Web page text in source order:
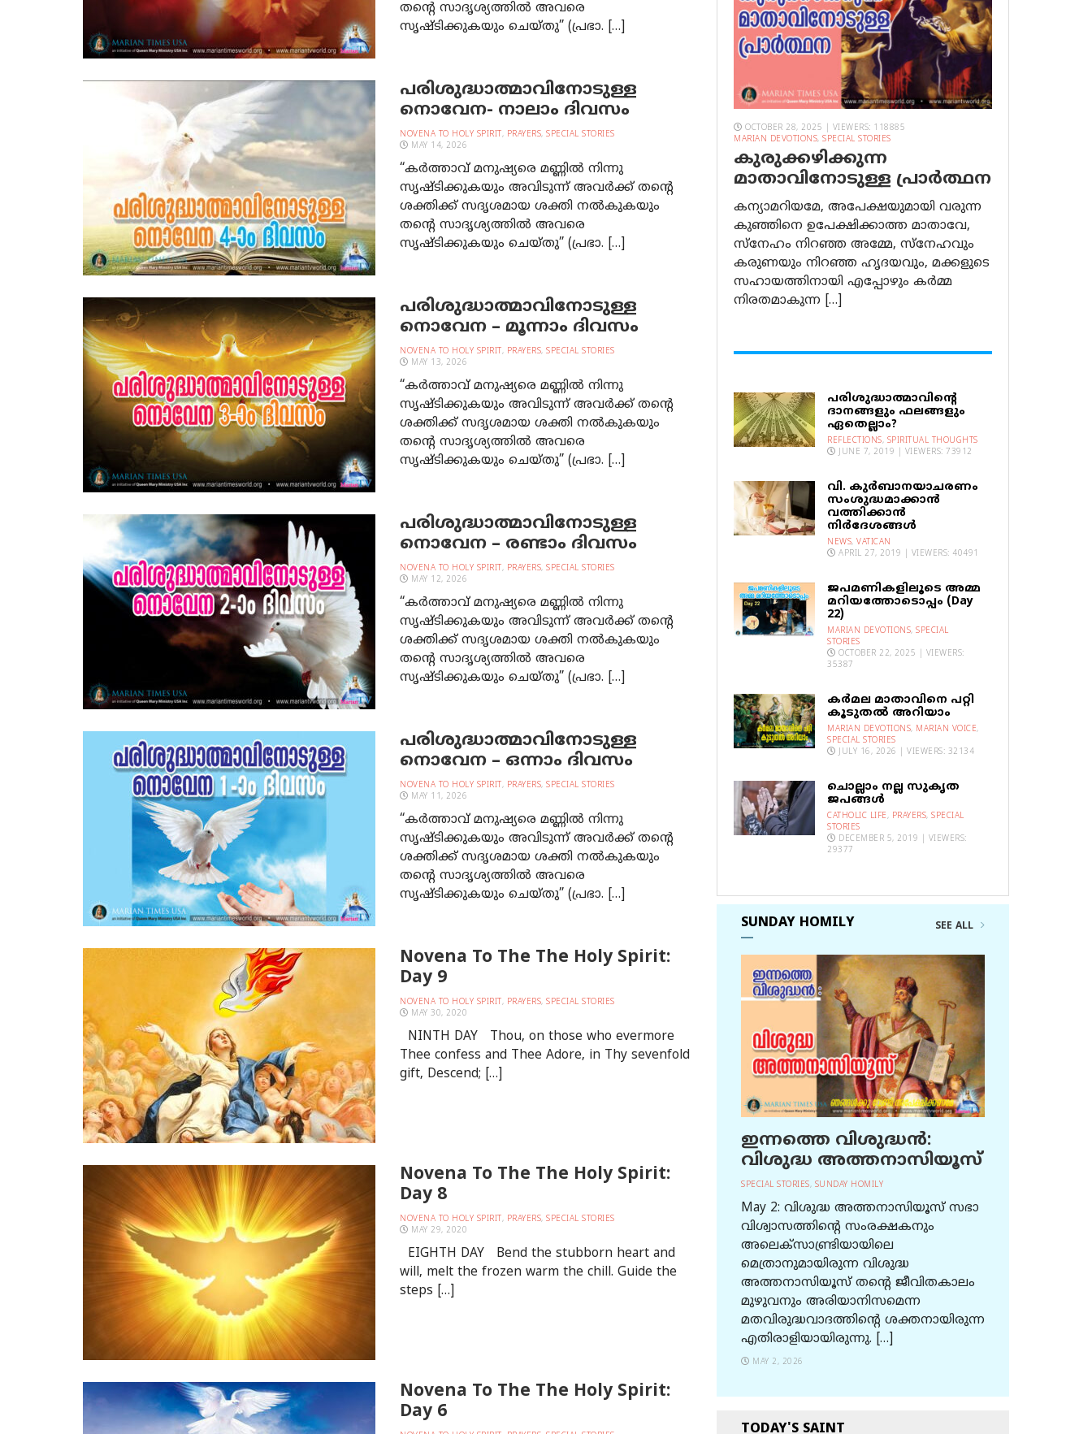
തന്‍റെ സാദൃശ്യത്തില്‍ അവരെ
സൃഷ്ടിക്കുകയും ചെയ്തു” (പ്രഭാ. […]
പരിശുദ്ധാത്മാവിനോടുള്ള
നൊവേന- നാലാം ദിവസം
NOVENA TO HOLY SPIRIT, PRAYERS, SPECIAL STORIES
MAY 14, 2026
“കര്‍ത്താവ് മനുഷ്യരെ മണ്ണില്‍ നിന്നു
സൃഷ്ടിക്കുകയും അവിടുന്ന്‌ അവര്‍ക്ക് തന്‍റെ
ശക്തിക്ക് സദൃശമായ ശക്തി നല്‍കുകയും
തന്‍റെ സാദൃശ്യത്തില്‍ അവരെ
സൃഷ്ടിക്കുകയും ചെയ്തു” (പ്രഭാ. […]
പരിശുദ്ധാത്മാവിനോടുള്ള
നൊവേന – മൂന്നാം ദിവസം
NOVENA TO HOLY SPIRIT, PRAYERS, SPECIAL STORIES
MAY 13, 2026
“കര്‍ത്താവ് മനുഷ്യരെ മണ്ണില്‍ നിന്നു
സൃഷ്ടിക്കുകയും അവിടുന്ന്‌ അവര്‍ക്ക് തന്‍റെ
ശക്തിക്ക് സദൃശമായ ശക്തി നല്‍കുകയും
തന്‍റെ സാദൃശ്യത്തില്‍ അവരെ
സൃഷ്ടിക്കുകയും ചെയ്തു” (പ്രഭാ. […]
പരിശുദ്ധാത്മാവിനോടുള്ള
നൊവേന – രണ്ടാം ദിവസം
NOVENA TO HOLY SPIRIT, PRAYERS, SPECIAL STORIES
MAY 12, 2026
“കര്‍ത്താവ് മനുഷ്യരെ മണ്ണില്‍ നിന്നു
സൃഷ്ടിക്കുകയും അവിടുന്ന്‍‍ അവര്‍ക്ക് തന്‍റെ
ശക്തിക്ക് സദൃശമായ ശക്തി നല്‍കുകയും
തന്‍റെ സാദൃശ്യത്തില്‍ അവരെ
സൃഷ്ടിക്കുകയും ചെയ്തു” (പ്രഭാ. […]
പരിശുദ്ധാത്മാവിനോടുള്ള
നൊവേന – ഒന്നാം ദിവസം
NOVENA TO HOLY SPIRIT, PRAYERS, SPECIAL STORIES
MAY 11, 2026
“കര്‍ത്താവ് മനുഷ്യരെ മണ്ണില്‍ നിന്നു
സൃഷ്ടിക്കുകയും അവിടുന്ന്‍‍ അവര്‍ക്ക് തന്‍റെ
ശക്തിക്ക് സദൃശമായ ശക്തി നല്‍കുകയും
തന്‍റെ സാദൃശ്യത്തില്‍ അവരെ
സൃഷ്ടിക്കുകയും ചെയ്തു” (പ്രഭാ. […]
Novena To The The Holy Spirit:
Day 9
NOVENA TO HOLY SPIRIT, PRAYERS, SPECIAL STORIES
MAY 30, 2020
NINTH DAY Thou, on those who evermore
Thee confess and Thee Adore, in Thy sevenfold
gift, Descend; […]
Novena To The The Holy Spirit:
Day 8
NOVENA TO HOLY SPIRIT, PRAYERS, SPECIAL STORIES
MAY 29, 2020
EIGHTH DAY Bend the stubborn heart and
will, melt the frozen warm the chill. Guide the
steps […]
Novena To The The Holy Spirit:
Day 6
OCTOBER 28, 2025 | VIEWERS: 118885
MARIAN DEVOTIONS, SPECIAL STORIES
കുരുക്കഴിക്കുന്ന
മാതാവിനോടുള്ള പ്രാര്‍ത്ഥന
കന്യാമറിയമേ, അപേക്ഷയുമായി വരുന്ന
കുഞ്ഞിനെ ഉപേക്ഷിക്കാത്ത മാതാവേ,
സ്നേഹം നിറഞ്ഞ അമ്മേ, സ്നേഹവും
കരുണയും നിറഞ്ഞ ഹൃദയവും, മക്കളുടെ
സഹായത്തിനായി എപ്പോഴും കർമ്മ
നിരതമാകുന്ന […]
പരിശുദ്ധാത്മാവിന്റെ
ദാനങ്ങളും ഫലങ്ങളും
ഏതെല്ലാം?
REFLECTIONS, SPIRITUAL THOUGHTS
JUNE 7, 2019 | VIEWERS: 73912
വി. കുര്‍ബാനയാചരണം
സംശുദ്ധമാക്കാന്‍
വത്തിക്കാന്‍
നിര്‍ദേശങ്ങള്‍
NEWS, VATICAN
APRIL 27, 2019 | VIEWERS: 40491
ജപമണികളിലൂടെ അമ്മ
മറിയത്തോടൊപ്പം (Day
22)
MARIAN DEVOTIONS, SPECIAL
STORIES
OCTOBER 22, 2025 | VIEWERS:
35387
കര്‍മല മാതാവിനെ പറ്റി
കൂടുതല്‍ അറിയാം
MARIAN DEVOTIONS, MARIAN VOICE,
SPECIAL STORIES
JULY 16, 2026 | VIEWERS: 32134
ചൊല്ലാം നല്ല സുകൃത
ജപങ്ങൾ
CATHOLIC LIFE, PRAYERS, SPECIAL
STORIES
DECEMBER 5, 2019 | VIEWERS:
29377
SUNDAY HOMILY SEE ALL
ഇന്നത്തെ വിശുദ്ധന്‍:
വിശുദ്ധ അത്തനാസിയൂസ്
SPECIAL STORIES, SUNDAY HOMILY
May 2: വിശുദ്ധ അത്തനാസിയൂസ് സഭാ
വിശ്വാസത്തിന്റെ സംരക്ഷകനും
അലെക്സാണ്ട്രിയായിലെ
മെത്രാനുമായിരുന്ന വിശുദ്ധ
അത്തനാസിയൂസ് തന്റെ ജീവിതകാലം
മുഴുവനും അരിയാനിസമെന്ന
മതവിരുദ്ധവാദത്തിന്റെ ശക്തനായിരുന്ന
എതിരാളിയായിരുന്നു. […]
MAY 2, 2026
TODAY'S SAINT